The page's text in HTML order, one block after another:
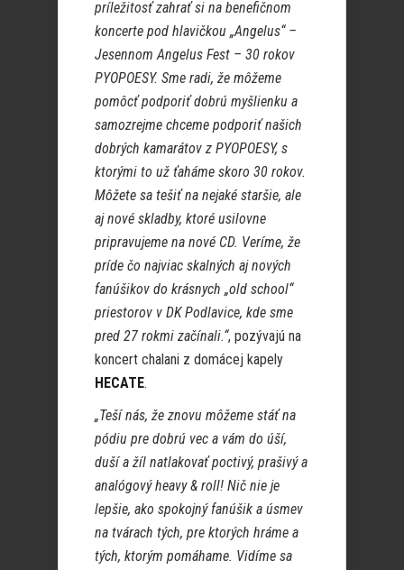
príležitosť zahrať si na benefičnom
koncerte pod hlavičkou „Angelus“ –
Jesennom Angelus Fest – 30 rokov
PYOPOESY. Sme radi, že môžeme
pomôcť podporiť dobrú myšlienku a
samozrejme chceme podporiť našich
dobrých kamarátov z PYOPOESY, s
ktorými to už ťaháme skoro 30 rokov.
Môžete sa tešiť na nejaké staršie, ale
aj nové skladby, ktoré usilovne
pripravujeme na nové CD. Veríme, že
príde čo najviac skalných aj nových
fanúšikov do krásnych „old school“
priestorov v DK Podlavice, kde sme
pred 27 rokmi začínali.“, pozývajú na
koncert chalani z domácej kapely
HECATE.
„Teší nás, že znovu môžeme stáť na
pódiu pre dobrú vec a vám do úší,
duší a žíl natlakovať poctivý, prašivý a
analógový heavy & roll! Nič nie je
lepšie, ako spokojný fanúšik a úsmev
na tvárach tých, pre ktorých hráme a
tých, ktorým pomáhame. Vidíme sa